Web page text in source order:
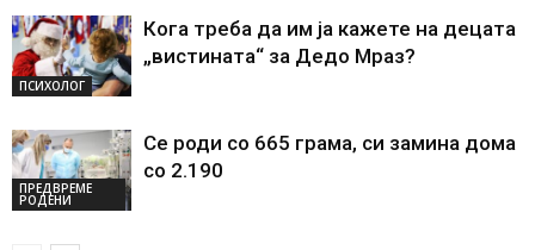
ПСИХОЛОГ
Кога треба да им ја кажете на децата
„вистината“ за Дедо Мраз?
ПРЕДВРЕМЕ
РОДЕНИ
Се роди со 665 грама, си замина дома
со 2.190